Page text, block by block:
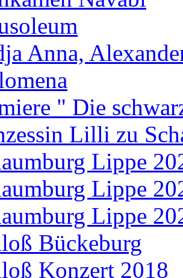
Anna,
" Die
Lilli zu
Lippe
Lippe
Lippe
Bückeburg
Konzert 2018